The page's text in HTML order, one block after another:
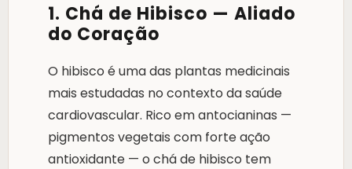
1. Chá de Hibisco — Aliado
do Coração
O hibisco é uma das plantas medicinais
mais estudadas no contexto da saúde
cardiovascular. Rico em antocianinas —
pigmentos vegetais com forte ação
antioxidante — o chá de hibisco tem